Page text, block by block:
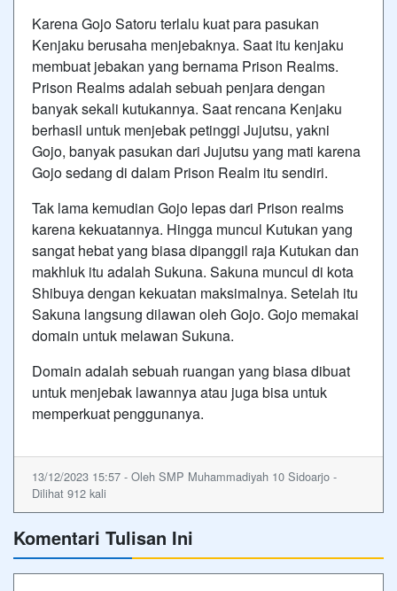
Karena Gojo Satoru terlalu kuat para pasukan
Kenjaku berusaha menjebaknya. Saat itu kenjaku
membuat jebakan yang bernama Prison Realms.
Prison Realms adalah sebuah penjara dengan
banyak sekali kutukannya. Saat rencana Kenjaku
berhasil untuk menjebak petinggi Jujutsu, yakni
Gojo, banyak pasukan dari Jujutsu yang mati karena
Gojo sedang di dalam Prison Realm itu sendiri.
Tak lama kemudian Gojo lepas dari Prison realms
karena kekuatannya. Hingga muncul Kutukan yang
sangat hebat yang biasa dipanggil raja Kutukan dan
makhluk itu adalah Sukuna. Sakuna muncul di kota
Shibuya dengan kekuatan maksimalnya. Setelah itu
Sakuna langsung dilawan oleh Gojo. Gojo memakai
domain untuk melawan Sukuna.
Domain adalah sebuah ruangan yang biasa dibuat
untuk menjebak lawannya atau juga bisa untuk
memperkuat penggunanya.
13/12/2023 15:57 - Oleh SMP Muhammadiyah 10 Sidoarjo -
Dilihat 912 kali
Komentari Tulisan Ini